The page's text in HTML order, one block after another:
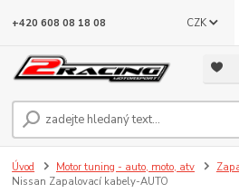
CZK
+420 608 08 18 08
Úvod Motor tuning - auto, moto, atv
Nissan Zapalovací kabely-AUTO